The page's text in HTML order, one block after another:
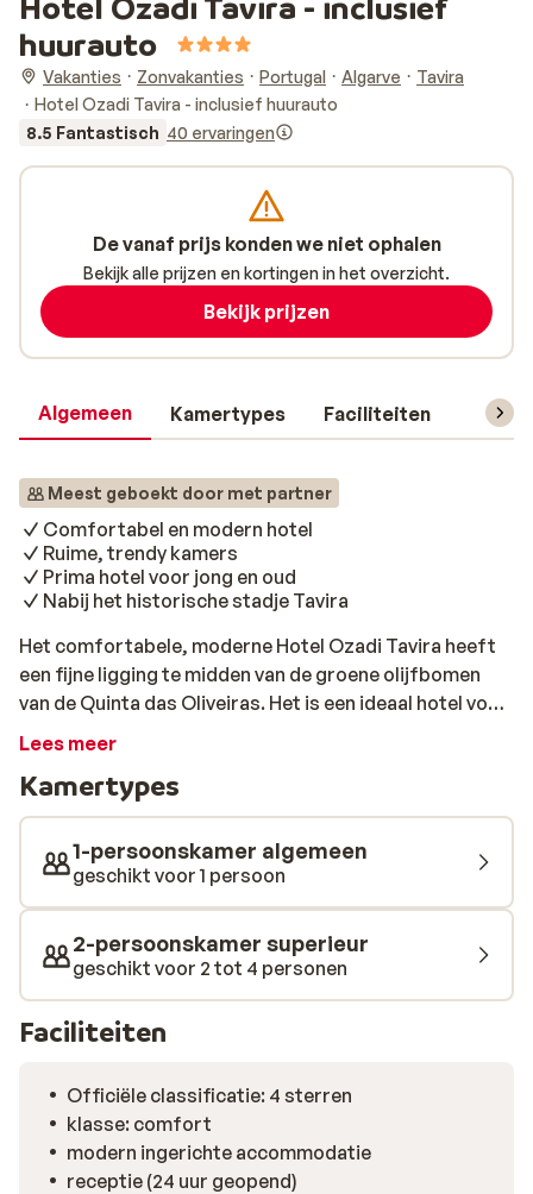
huurauto
Vakanties Zonvakanties Portugal Algarve
Tavira
Hotel Ozadi Tavira - inclusief huurauto
8.5 Fantastisch 40 ervaringen
Algemeen Kamertypes Faciliteiten
Meest geboekt door met partner
Comfortabel en modern hotel
Ruime, trendy kamers
Prima hotel voor jong en oud
Nabij het historische stadje Tavira
Het comfortabele, moderne Hotel Ozadi Tavira heeft
een fijne ligging te midden van de groene olijfbomen
van de Quinta das Oliveiras. Het is een ideaal hotel voor
degene die rust en luxe willen combineren met af en toe
zijn ingericht met een trendy tintje en ook in de tuin bij
het zwembad vind je deze hippe touch terug. Net als in
de Orangea Bistro, die perfect is voor een ontspannen
lunch, een smakelijke snack of een menu met tapas en
wijn. Het historische centrum van Tavira ligt op 2
kilometer afstand en het dorpje Cabanas op 4
kilometer. Hier kun je dus gemakkelijk naar toe voor een
dagje winkelen of wat culturele bezichtigingen. Het
schitterende strand van Tavira ligt op een eilandje voor
de kust. In het zomerseizoen is er een regelmatige
varen. Neem een verfrissende duik in het zwembad bij
het hotel en bestel wat te eten in het restaurant. Een
heerlijke vakantie toegewenst!
Lees meer
Kamertypes
1-persoonskamer algemeen
geschikt voor 1 persoon
2-persoonskamer superieur
geschikt voor 2 tot 4 personen
Faciliteiten
Officiële classificatie: 4 sterren
klasse: comfort
modern ingerichte accommodatie
receptie (24 uur geopend)
De vanaf prijs konden we niet ophalen
Bekijk alle prijzen en kortingen in het overzicht.
Bekijk prijzen